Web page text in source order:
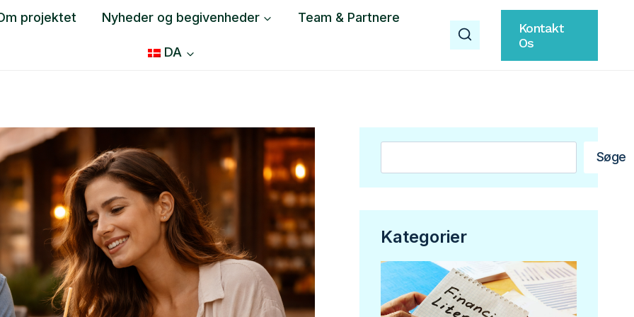
projektet Nyheder og begivenheder Team & Partnere
DA
Kontakt
Os
Søge
Kategorier